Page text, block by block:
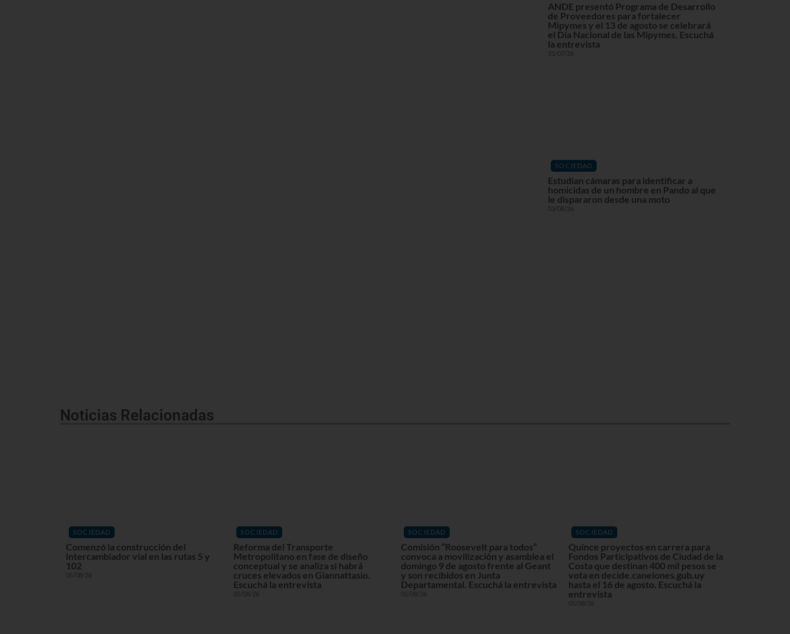
ANDE presentó Programa de Desarrollo
de Proveedores para fortalecer
Mipymes y el 13 de agosto se celebrará
el Día Nacional de las Mipymes. Escuchá
la entrevista
31/07/26
SOCIEDAD
Estudian cámaras para identificar a
homicidas de un hombre en Pando al que
le dispararon desde una moto
03/08/26
Noticias Relacionadas
SOCIEDAD
Comenzó la construcción del
intercambiador vial en las rutas 5 y
102
05/08/26
SOCIEDAD
Reforma del Transporte
Metropolitano en fase de diseño
conceptual y se analiza si habrá
cruces elevados en Giannattasio.
Escuchá la entrevista
05/08/26
SOCIEDAD
Comisión “Roosevelt para todos”
convoca a movilización y asamblea el
domingo 9 de agosto frente al Geant
y son recibidos en Junta
Departamental. Escuchá la entrevista
05/08/26
SOCIEDAD
Quince proyectos en carrera para
Fondos Participativos de Ciudad de la
Costa que destinan 400 mil pesos se
vota en decide.canelones.gub.uy
hasta el 16 de agosto. Escuchá la
entrevista
05/08/26